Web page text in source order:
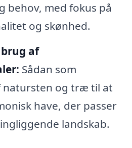
behov, med fokus på
og skønhed.
af
Sådan som
natursten og træ til at
have, der passer
landskab.